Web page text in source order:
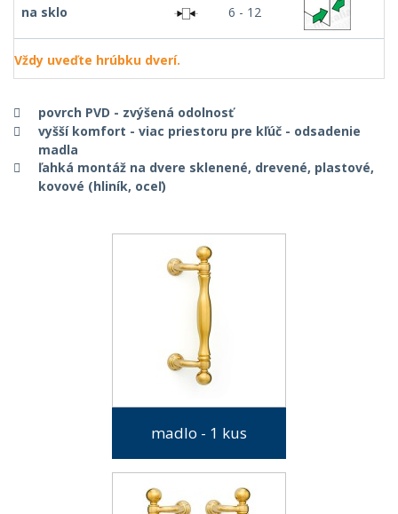
na sklo 6 - 12
Vždy uveďte hrúbku dverí.
povrch PVD - zvýšená odolnosť
vyšší komfort - viac priestoru pre kľúč - odsadenie
madla
ľahká montáž na dvere sklenené, drevené, plastové,
kovové (hliník, oceľ)
madlo - 1 kus